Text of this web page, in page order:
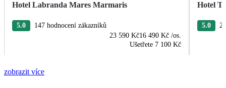
Hotel Labranda Mares Marmaris
5.0
147 hodnocení zákazníků
23 590 Kč16 490 Kč /os.
Ušetřete 7 100 Kč
Hotel
5.0
zobrazit více